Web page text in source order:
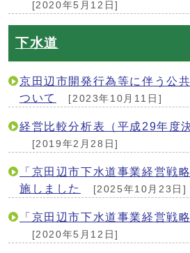
[2020年5月12日]
下水道
京田辺市開発行為等に伴う公
ついて
[2023年10月11日]
経営比較分析表（平成29年度
[2019年2月28日]
「京田辺市下水道事業経営戦
施しました
[2025年10月23日]
「京田辺市下水道事業経営戦
[2020年5月12日]